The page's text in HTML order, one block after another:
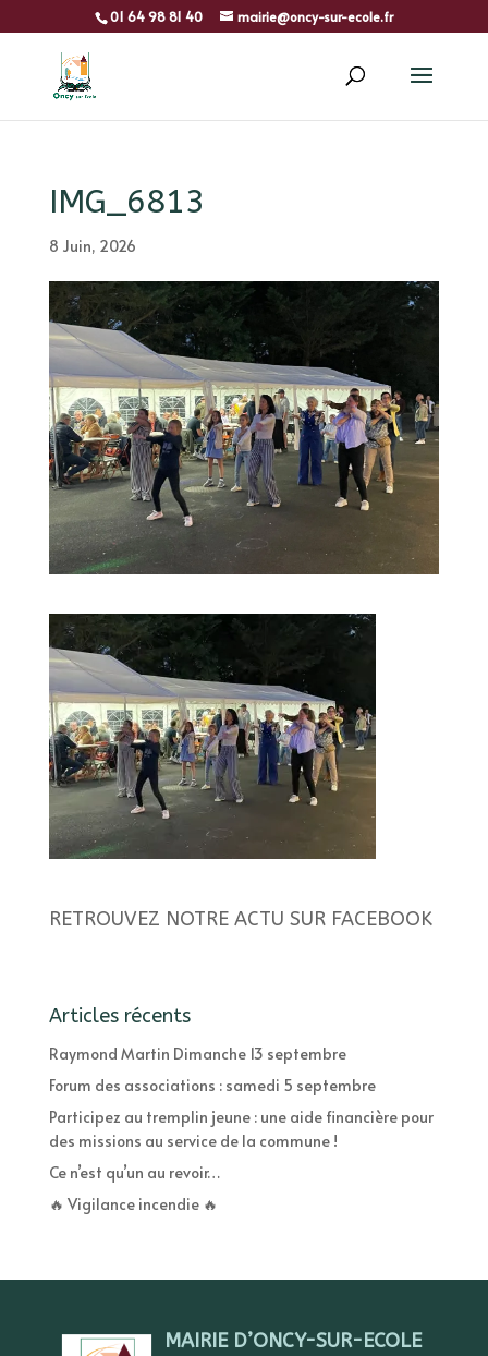
01 64 98 81 40 mairie@oncy-sur-ecole.fr
IMG_6813
8 Juin, 2026
RETROUVEZ NOTRE ACTU SUR FACEBOOK
Articles récents
Raymond Martin Dimanche 13 septembre
Forum des associations : samedi 5 septembre
Participez au tremplin jeune : une aide financière pour
des missions au service de la commune !
Ce n’est qu’un au revoir…
🔥 Vigilance incendie 🔥
MAIRIE D’ONCY-SUR-ECOLE